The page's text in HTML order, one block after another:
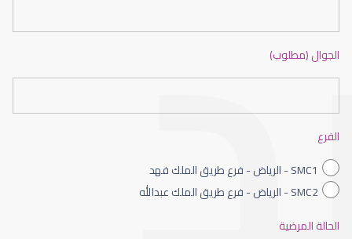
الجوال (مطلوب)
الفرع
SMC1 - الرياض - فرع طريق الملك فهد
SMC2 - الرياض - فرع طريق الملك عبدالله
الحالة المرضية